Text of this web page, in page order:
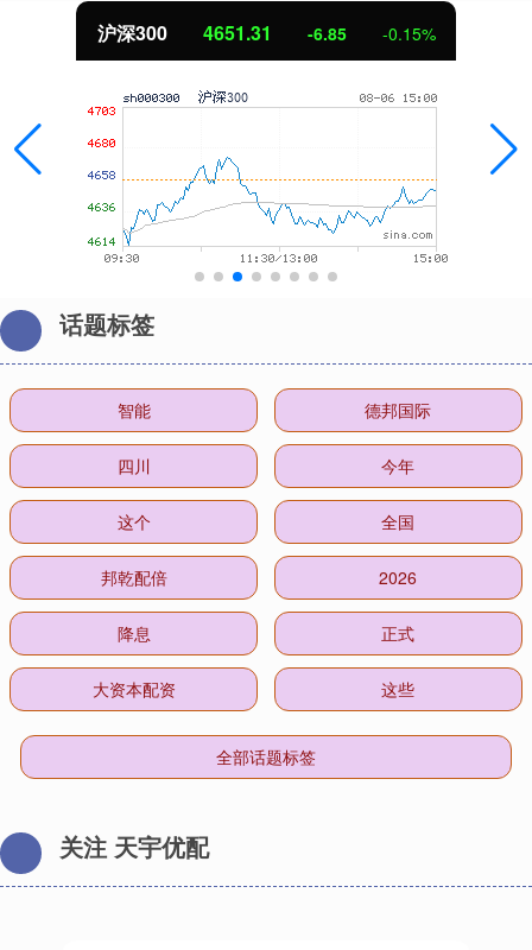
沪深300 4651.31 -6.85 -0.15%
话题标签
智能 德邦国际
四川 今年
这个 全国
邦乾配倍 2026
降息 正式
大资本配资 这些
全部话题标签
关注 天宇优配